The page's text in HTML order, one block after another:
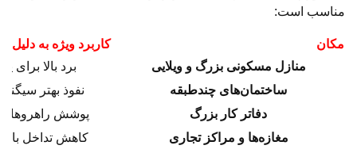
مناسب است:
مکان
کاربرد ویژه به دلیل
منازل مسکونی بزرگ و ویلایی
برد بالا
ساختمان‌های چندطبقه
نفوذ بهتر
دفاتر کار بزرگ
پوشش راهروهای
مغازه‌ها و مراکز تجاری
کاهش تداخل با